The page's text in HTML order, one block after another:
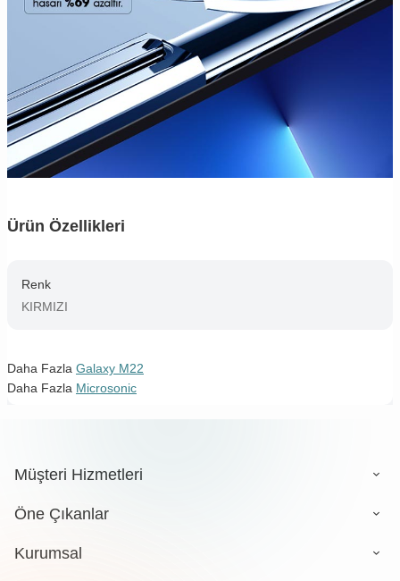
Ürün Özellikleri
Renk
KIRMIZI
Daha Fazla Galaxy M22
Daha Fazla Microsonic
Müşteri Hizmetleri
Öne Çıkanlar
Kurumsal